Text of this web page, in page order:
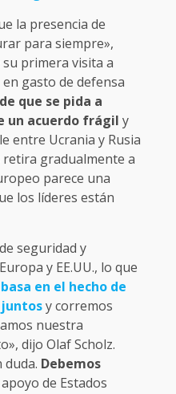
la presencia de
para siempre»,
primera visita a
gasto de defensa
que se pida a
un acuerdo frágil y
entre Ucrania y Rusia
gradualmente a
parece una
los líderes están
seguridad y
y EE.UU., lo que
en el hecho de
y corremos
nuestra
dijo Olaf Scholz.
duda. Debemos
de Estados